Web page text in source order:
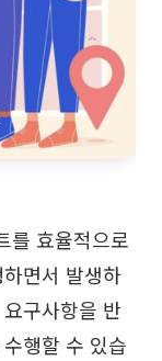
를 효율적으로
면서 발생하
구사항을 반
행할 수 있습